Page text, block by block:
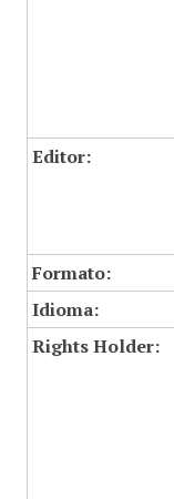
Editor:
Formato:
Idioma:
Rights Holder: